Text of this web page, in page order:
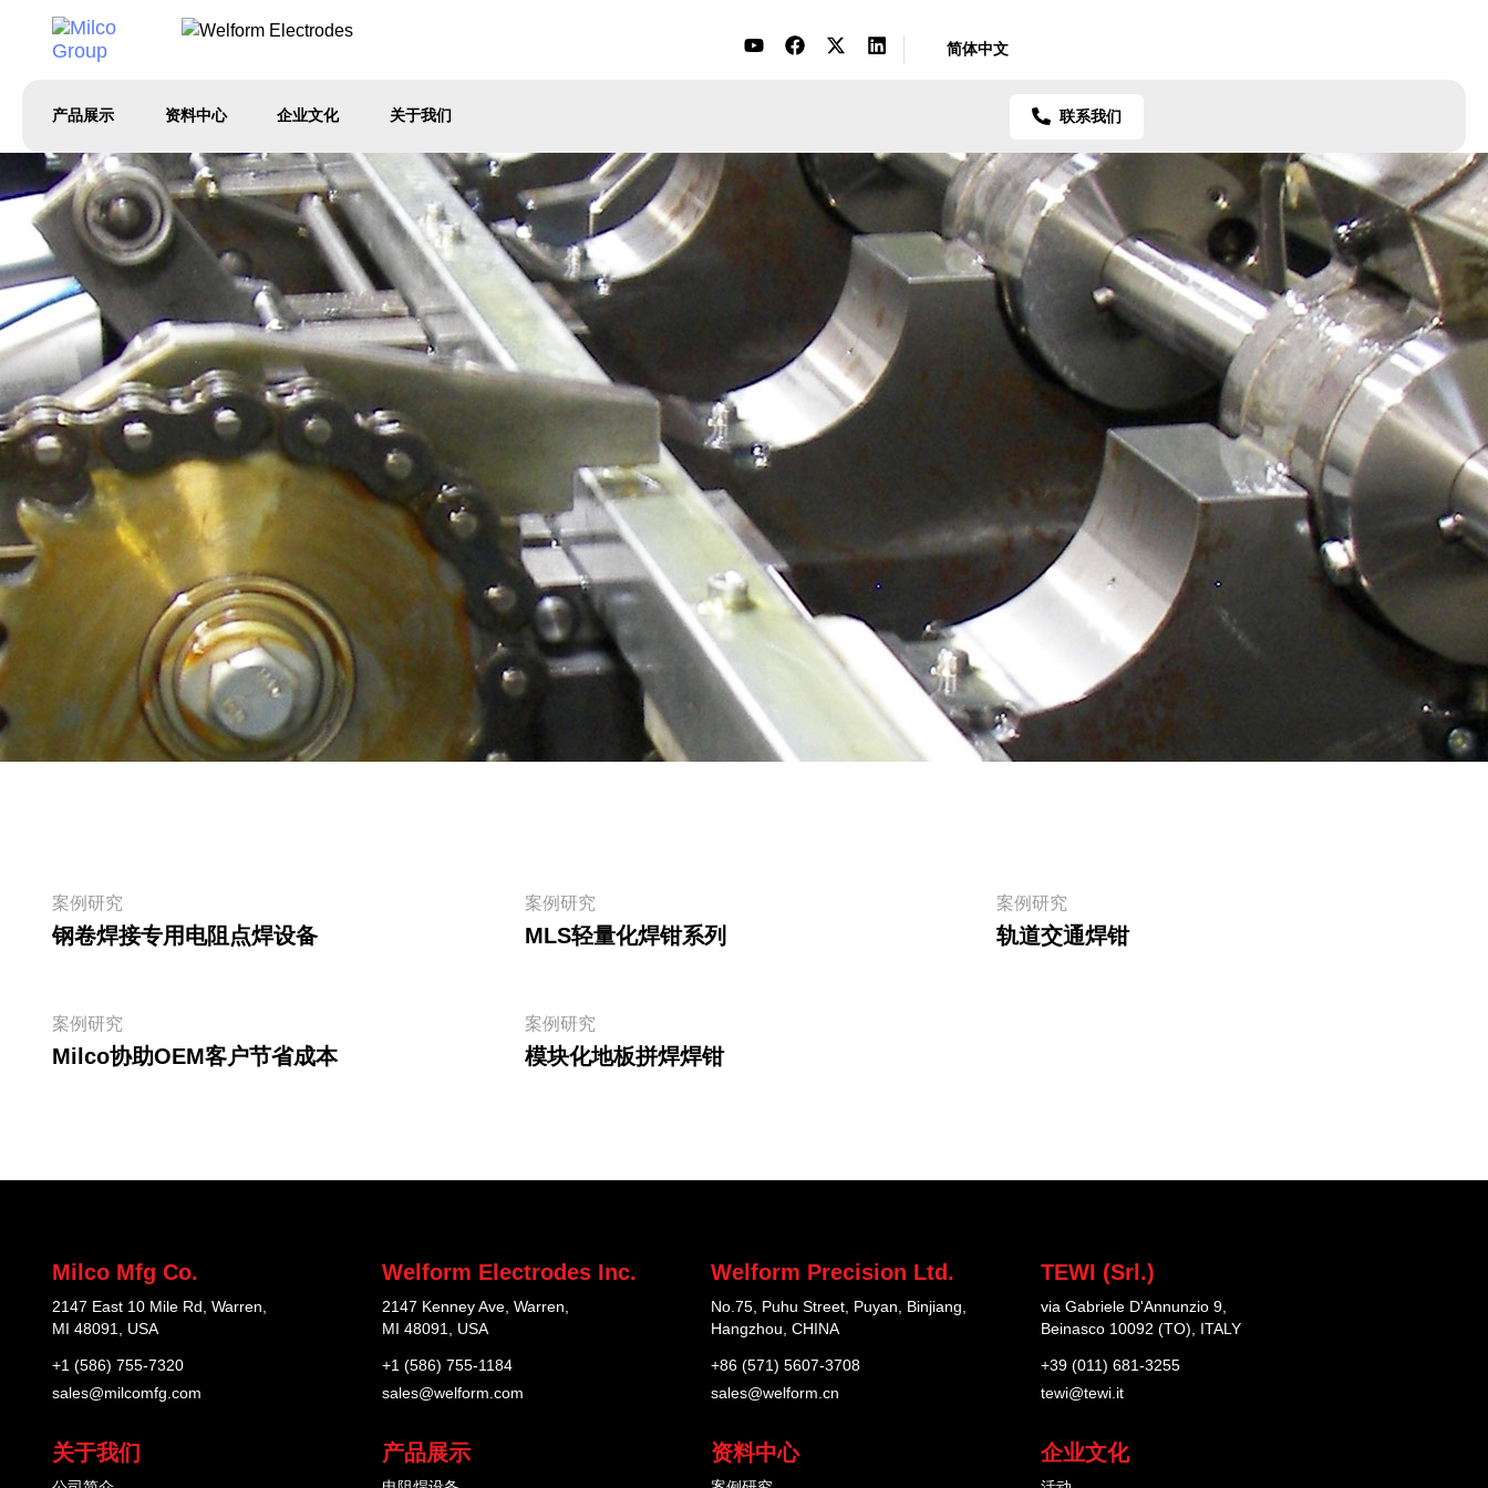
简体中文
产品展示 资料中心 企业文化 关于我们 联系我们
案例研究
量身定制，共赴挑战
案例研究
钢卷焊接专用电阻点焊设备
案例研究
MLS轻量化焊钳系列
案例研究
轨道交通焊钳
案例研究
Milco协助OEM客户节省成本
案例研究
模块化地板拼焊焊钳
Milco Mfg Co.
2147 East 10 Mile Rd, Warren,
MI 48091, USA
+1 (586) 755-7320
sales@milcomfg.com
Welform Electrodes Inc.
2147 Kenney Ave, Warren,
MI 48091, USA
+1 (586) 755-1184
sales@welform.com
Welform Precision Ltd.
No.75, Puhu Street, Puyan, Binjiang,
Hangzhou, CHINA
+86 (571) 5607-3708
sales@welform.cn
TEWI (Srl.)
via Gabriele D'Annunzio 9,
Beinasco 10092 (TO), ITALY
+39 (011) 681-3255
tewi@tewi.it
关于我们 产品展示 资料中心 企业文化